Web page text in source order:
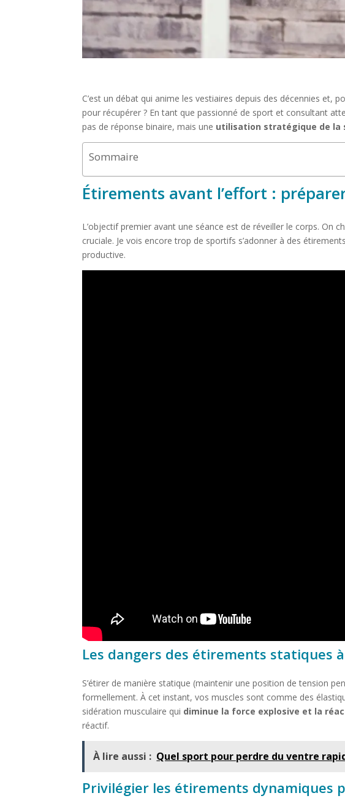
C’est un débat qui anime les vestiaires depuis des décennies et,
pour récupérer ? En tant que passionné de sport et consultant
pas de réponse binaire, mais une utilisation stratégique de la
Sommaire
Étirements avant l’effort :
L’objectif premier avant une séance est de réveiller le corps. On
cruciale. Je vois encore trop de sportifs s’adonner à des
productive.
Les dangers des étirements statiques
S’étirer de manière statique (maintenir une position de tension
formellement. À cet instant, vos muscles sont comme des
sidération musculaire qui diminue la force explosive et la
réactif.
À lire aussi : Quel sport pour perdre du ventre
Privilégier les étirements dynamiques